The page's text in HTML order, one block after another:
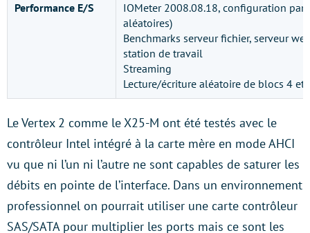
Performance E/S
IOMeter 2008.08.18, configuration par
aléatoires)
Benchmarks serveur fichier, serveur
station de travail
Streaming
Lecture/écriture aléatoire de blocs 4 et
Le Vertex 2 comme le X25-M ont été testés avec le
contrôleur Intel intégré à la carte mère en mode AHCI
vu que ni l’un ni l’autre ne sont capables de saturer les
débits en pointe de l’interface. Dans un environnement
professionnel on pourrait utiliser une carte contrôleur
SAS/SATA pour multiplier les ports mais ce sont les